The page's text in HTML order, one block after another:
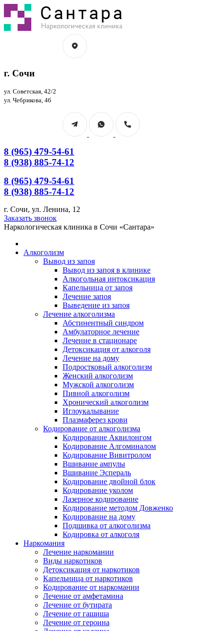
к
содержанию
г. Сочи
ул. Советская, 42/2
ул. Чебрикова, 46
8 (965) 479-54-61
8 (938) 885-74-12
8 (965) 479-54-61
8 (938) 885-74-12
г. Сочи, ул. Ленина, 12
Страница
Telegram
новом
Страница
WhatsApp
новом
Заказать звонок
Наркологическая клиника в Сочи «Сантара»
Алкоголизм
Вывод из запоя
Вывод из запоя в клинике
Алкогольная интоксикация
Капельница от запоя
Лечение запоя
Выведение из запоя
Лечение алкоголизма
Абстинентный синдром
Амбулаторное лечение
Лечение в стационаре
Детоксикация от алкоголя
Лечение на дому
Подростковый алкоголизм
Женский алкоголизм
Мужской алкоголизм
Пивной алкоголизм
Хронический алкоголизм
Иглоукалывание
Плазмаферез крови
Кодирование от алкоголизма
Кодирование Аквилонгом
Кодирование Алгоминалом
Кодирование Вивитролом
Вшивание ампулы
Вшивание Эспераль
Кодирование двойной блок
Кодирование уколом
Лазерное кодирование
Кодирование методом Довженко
Кодирование на дому
Подшивка от алкоголизма
Кодировка от алкоголя
Наркомания
Лечение наркомании
Виды наркотиков
Детоксикация от наркотиков
Капельница от наркотиков
Кодирование от наркомании
Лечение от амфетамина
Лечение от бутирата
Лечение от гашиша
Лечение от героина